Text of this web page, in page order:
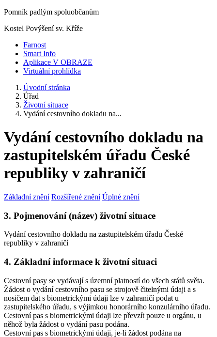
Pomník padlým spoluobčanům
Kostel Povýšení sv. Kříže
Farnost
Smart Info
Aplikace V OBRAZE
Virtuální prohlídka
Úvodní stránka
Úřad
Životní situace
Vydání cestovního dokladu na...
Vydání cestovního dokladu na
zastupitelském úřadu České
republiky v zahraničí
Základní znění Rozšířené znění Úplné znění
3. Pojmenování (název) životní situace
Vydání cestovního dokladu na zastupitelském úřadu České
republiky v zahraničí
4. Základní informace k životní situaci
Cestovní pasy se vydávají s územní platností do všech států světa.
Žádost o vydání cestovního pasu se strojově čitelnými údaji a s
nosičem dat s biometrickými údaji lze v zahraničí podat u
zastupitelského úřadu, s výjimkou honorárního konzulárního úřadu.
Cestovní pas s biometrickými údaji lze převzít pouze u orgánu, u
něhož byla žádost o vydání pasu podána.
Cestovní pas s biometrickými údaji, je-li žádost podána na